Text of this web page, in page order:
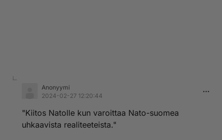
Anonyymi
2024-02-27 12:20:44
"Kiitos Natolle kun varoittaa Nato-suomea
uhkaavista realiteeteista."